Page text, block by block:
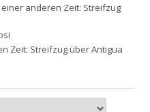
einer anderen Zeit: Streifzug
Zeit: Streifzug über Antigua